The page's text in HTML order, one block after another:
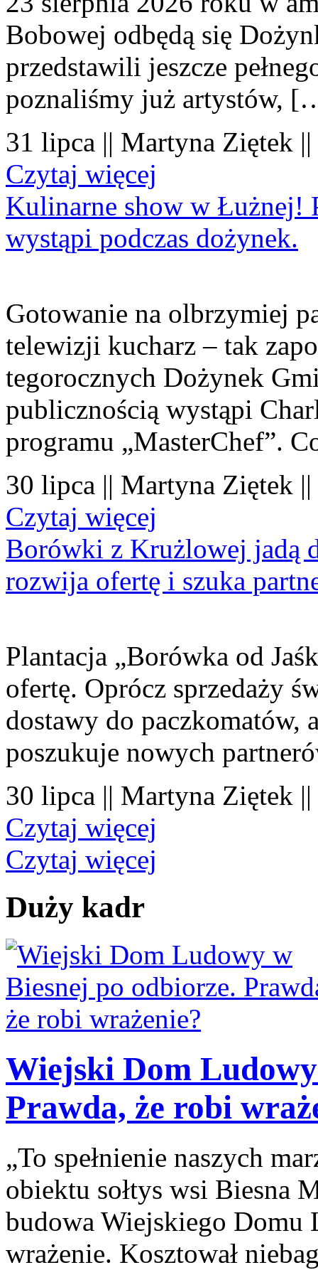
Bobowej odbędą się
przedstawili jeszcze
poznaliśmy już artystów,
31 lipca || Martyna Ziętek
Czytaj więcej
Kulinarne show w Łużnej!
wystąpi podczas dożynek.
Gotowanie na olbrzymiej
telewizji kucharz – tak
tegorocznych Dożynek
publicznością wystąpi
programu „MasterChef”.
30 lipca || Martyna Ziętek
Czytaj więcej
Borówki z Krużlowej jadą
rozwija ofertę i szuka
Plantacja „Borówka od
ofertę. Oprócz sprzedaży
dostawy do paczkomatów,
poszukuje nowych
30 lipca || Martyna Ziętek
Czytaj więcej
Czytaj więcej
Duży kadr
Wiejski Dom
Prawda, że robi
„To spełnienie naszych
obiektu sołtys wsi Biesna
budowa Wiejskiego Domu
wrażenie. Kosztował